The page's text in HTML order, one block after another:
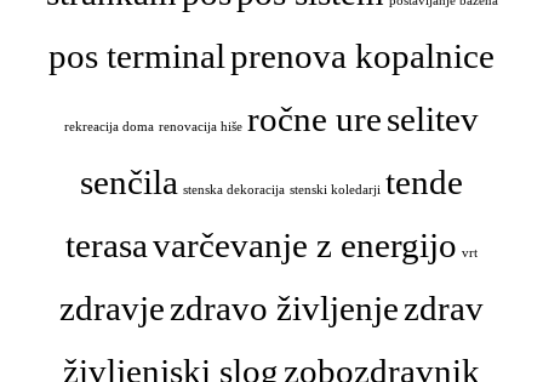
pos terminalprenova kopalnice
rekreacija doma renovacija hiše ročne ureselitev
senčila stenska dekoracija stenski koledarji tende
terasavarčevanje z energijo vrt
zdravjezdravo življenjezdrav
življenjski slogzobozdravnik